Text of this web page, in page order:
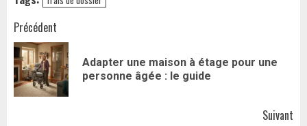
Navigation
d’article
Précédent
Adapter une maison à étage pour une
personne âgée : le guide
Suivant